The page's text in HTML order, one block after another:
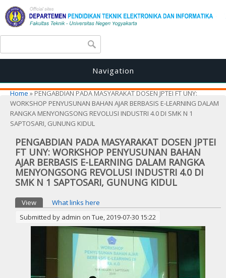
Search form
Navigation
You are here
Home» PENGABDIAN PADA MASYARAKAT DOSEN JPTEI FT UNY:
WORKSHOP PENYUSUNAN BAHAN AJAR BERBASIS E-LEARNING DALAM
RANGKA MENYONGSONG REVOLUSI INDUSTRI 4.0 DI SMK N 1
SAPTOSARI, GUNUNG KIDUL
PENGABDIAN PADA MASYARAKAT DOSEN JPTEI
FT UNY: WORKSHOP PENYUSUNAN BAHAN
AJAR BERBASIS E-LEARNING DALAM RANGKA
MENYONGSONG REVOLUSI INDUSTRI 4.0 DI
SMK N 1 SAPTOSARI, GUNUNG KIDUL
Primary tabs
View (active tab)
What links here
Submitted by admin on Tue, 2019-07-30 15:22